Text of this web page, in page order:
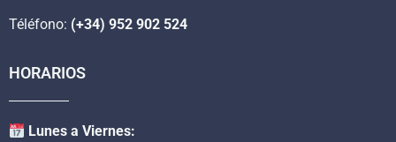
Téléfono: (+34) 952 902 524
HORARIOS
Lunes a Viernes: